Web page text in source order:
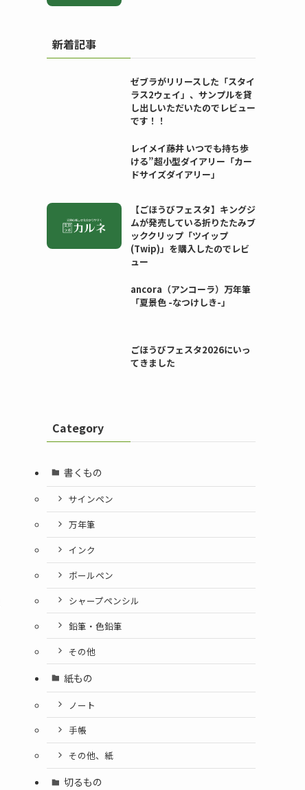
新着記事
ゼブラがリリースした「スタイ
ラス2ウェイ」、サンプルを貸
し出しいただいたのでレビュー
です！！
レイメイ藤井 いつでも持ち歩
ける”超小型ダイアリー「カー
ドサイズダイアリー」
【ごほうびフェスタ】キングジ
ムが発売している折りたたみブ
ッククリップ「ツイップ
(Twip)」を購入したのでレビ
ュー
ancora（アンコーラ）万年筆
「夏景色 -なつけしき-」
ごほうびフェスタ2026にいっ
てきました
Category
書くもの
サインペン
万年筆
インク
ボールペン
シャープペンシル
鉛筆・色鉛筆
その他
紙もの
ノート
手帳
その他、紙
切るもの